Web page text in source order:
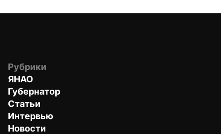
Рубрики
ЯНАО
Губернатор
Статьи
Интервью
Новости